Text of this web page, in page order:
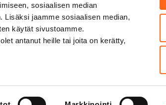
sosiaalisen median
Lisäksi jaamme sosiaalisen median,
käytät sivustoamme.
antanut heille tai joita on kerätty,